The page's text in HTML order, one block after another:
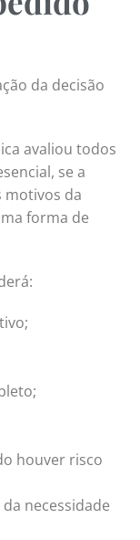
da decisão
avaliou todos
se a
motivos da
forma de
houver risco
necessidade